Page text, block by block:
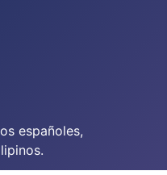
españoles,